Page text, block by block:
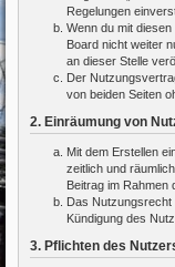
Regelungen
Wenn du mit
Board nicht weiter
an dieser Stelle
Der
von beiden Seiten
2. Einräumung von
Mit dem Erstellen
zeitlich und
Beitrag im Rahmen
Das Nutzungsrecht
Kündigung des
3. Pflichten des